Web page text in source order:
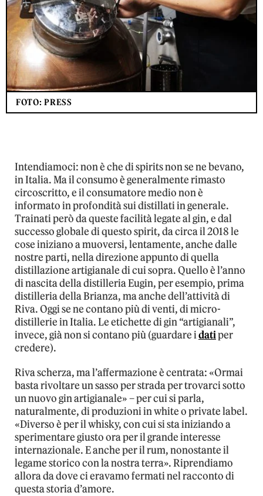
FOTO: PRESS
Intendiamoci: non è che di spirits non se ne bevano,
in Italia. Ma il consumo è generalmente rimasto
circoscritto, e il consumatore medio non è
informato in profondità sui distillati in generale.
Trainati però da queste facilità legate al gin, e dal
successo globale di questo spirit, da circa il 2018 le
cose iniziano a muoversi, lentamente, anche dalle
nostre parti, nella direzione appunto di quella
distillazione artigianale di cui sopra. Quello è l’anno
di nascita della distilleria Eugin, per esempio, prima
distilleria della Brianza, ma anche dell’attività di
Riva. Oggi se ne contano più di venti, di micro-
distillerie in Italia. Le etichette di gin “artigianali”,
invece, già non si contano più (guardare idatiper
credere).
Riva scherza, ma l’affermazione è centrata: «Ormai
basta rivoltare un sasso per strada per trovarci sotto
un nuovo gin artigianale» – per cui si parla,
naturalmente, di produzioni in white o private label.
«Diverso è per il whisky, con cui si sta iniziando a
sperimentare giusto ora per il grande interesse
internazionale. E anche per il rum, nonostante il
legame storico con la nostra terra». Riprendiamo
allora da dove ci eravamo fermati nel racconto di
questa storia d’amore.